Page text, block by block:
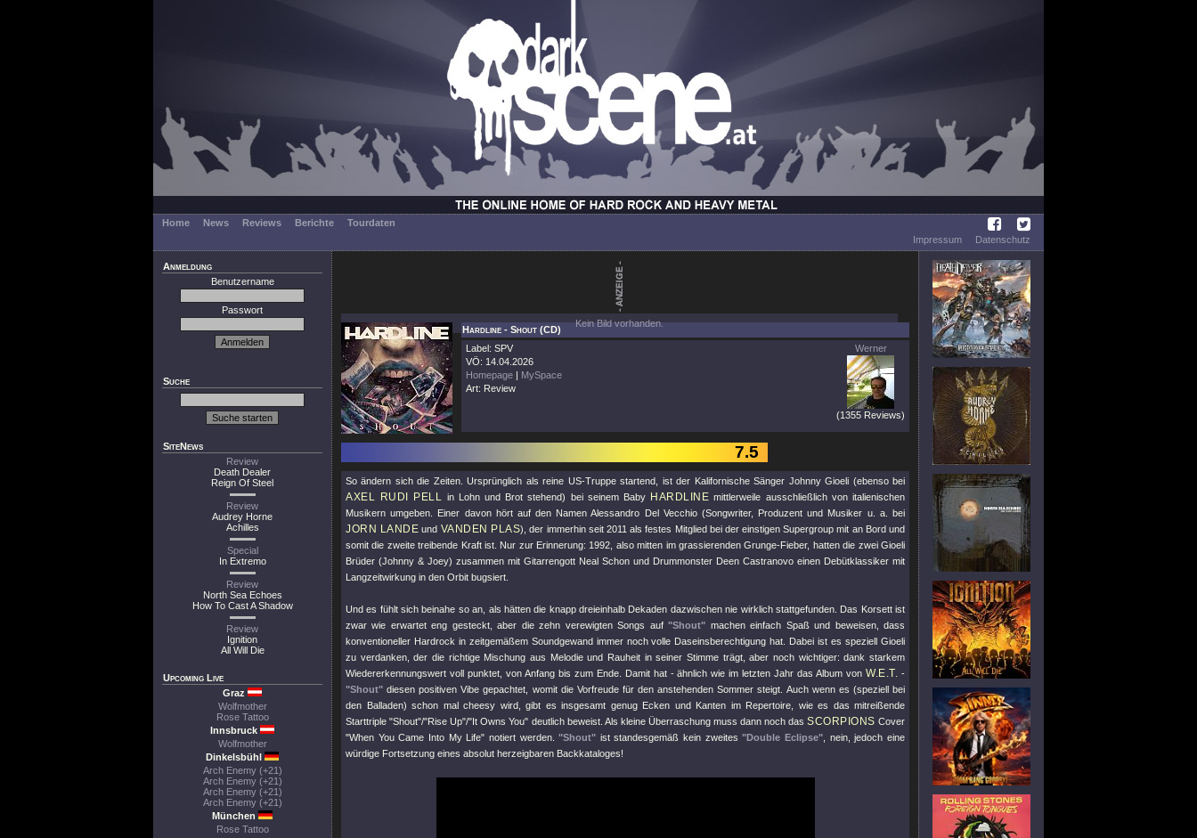
Home News Reviews Berichte
Tourdaten
Impressum
Datenschutz
Anmeldung
Benutzername
Passwort
Suche
SiteNews
Review
Death Dealer
Reign Of Steel
Review
Audrey Horne
Achilles
Special
In Extremo
Review
North Sea Echoes
How To Cast A Shadow
Review
Ignition
All Will Die
Upcoming Live
Graz
Wolfmother
Rose Tattoo
Innsbruck
Wolfmother
Dinkelsbühl
Arch Enemy (+21)
Arch Enemy (+21)
Arch Enemy (+21)
Arch Enemy (+21)
München
Rose Tattoo
Kein Bild vorhanden.
Hardline - Shout (CD)
Label: SPV
VÖ: 14.04.2026
Homepage | MySpace
Art: Review
Werner
(1355 Reviews)
7.5
So ändern sich die Zeiten. Ursprünglich als reine US-Truppe startend, ist der Kalifornische Sänger Johnny Gioeli (ebenso bei
AXEL RUDI PELL in Lohn und Brot stehend) bei seinem Baby HARDLINE mittlerweile ausschließlich von italienischen
Musikern umgeben. Einer davon hört auf den Namen Alessandro Del Vecchio (Songwriter, Produzent und Musiker u. a. bei
JORN LANDE und VANDEN PLAS), der immerhin seit 2011 als festes Mitglied bei der einstigen Supergroup mit an Bord und
somit die zweite treibende Kraft ist. Nur zur Erinnerung: 1992, also mitten im grassierenden Grunge-Fieber, hatten die zwei Gioeli
Brüder (Johnny & Joey) zusammen mit Gitarrengott Neal Schon und Drummonster Deen Castranovo einen Debütklassiker mit
Langzeitwirkung in den Orbit bugsiert.
Und es fühlt sich beinahe so an, als hätten die knapp dreieinhalb Dekaden dazwischen nie wirklich stattgefunden. Das Korsett ist
zwar wie erwartet eng gesteckt, aber die zehn verewigten Songs auf"Shout" machen einfach Spaß und beweisen, dass
konventioneller Hardrock in zeitgemäßem Soundgewand immer noch volle Daseinsberechtigung hat. Dabei ist es speziell Gioeli
zu verdanken, der die richtige Mischung aus Melodie und Rauheit in seiner Stimme trägt, aber noch wichtiger: dank starkem
Wiedererkennungswert voll punktet, von Anfang bis zum Ende. Damit hat - ähnlich wie im letzten Jahr das Album vonW.E.T. -
"Shout" diesen positiven Vibe gepachtet, womit die Vorfreude für den anstehenden Sommer steigt. Auch wenn es (speziell bei
den Balladen) schon mal cheesy wird, gibt es insgesamt genug Ecken und Kanten im Repertoire, wie es das mitreißende
Starttriple"Shout"/"Rise Up"/"It Owns You" deutlich beweist. Als kleine Überraschung muss dann noch dasSCORPIONS Cover
"When You Came Into My Life" notiert werden."Shout" ist standesgemäß kein zweites"Double Eclipse" , nein, jedoch eine
würdige Fortsetzung eines absolut herzeigbaren Backkataloges!